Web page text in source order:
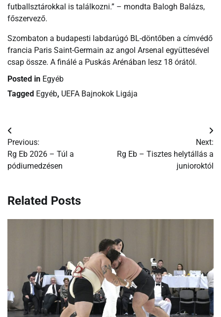
futballsztárokkal is találkozni.” – mondta Balogh Balázs,
főszervező.
Szombaton a budapesti labdarúgó BL-döntőben a címvédő
francia Paris Saint-Germain az angol Arsenal együttesével
csap össze. A finálé a Puskás Arénában lesz 18 órától.
Posted in Egyéb
Tagged Egyéb, UEFA Bajnokok Ligája
Bejegyzés
navigáció
Previous:
Rg Eb 2026 – Túl a
pódiumedzésen
Next:
Rg Eb – Tisztes helytállás a
junioroktól
Related Posts